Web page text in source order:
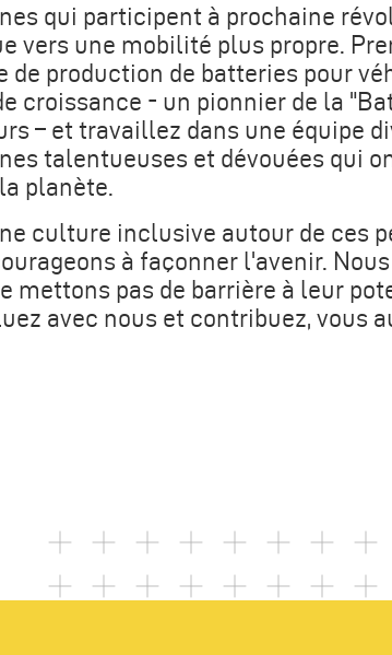
qui participent à prochaine
vers une mobilité plus propre.
de production de batteries pour
croissance - un pionnier de la
– et travaillez dans une équipe
talentueuses et dévouées qui
planète.
culture inclusive autour de ces
à façonner l'avenir.
mettons pas de barrière à leur
avec nous et contribuez, vous